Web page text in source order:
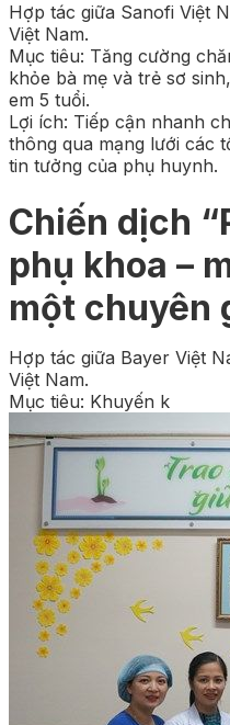
Hợp tác giữa Sanofi Việt
Việt Nam.
Mục tiêu: Tăng cường
khỏe bà mẹ và trẻ sơ
em 5 tuổi.
Lợi ích: Tiếp cận nhanh
thông qua mạng lưới các
tin tưởng của phụ huynh.
Chiến dịch
phụ khoa –
một chuyên
Hợp tác giữa Bayer Việt
Việt Nam.
Mục tiêu: Khuyến k